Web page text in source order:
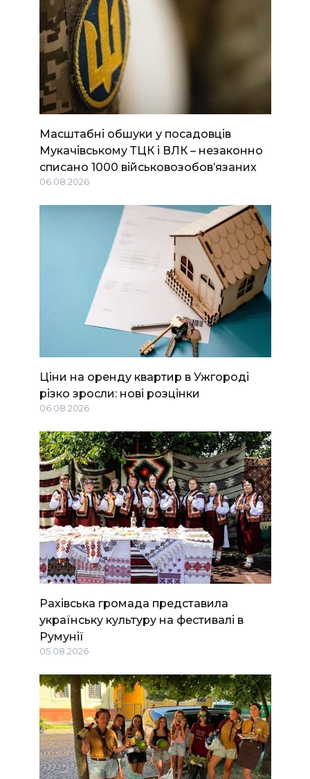
Масштабні обшуки у посадовців
Мукачівському ТЦК і ВЛК – незаконно
списано 1000 військовозобов’язаних
06.08.2026
Ціни на оренду квартир в Ужгороді
різко зросли: нові розцінки
06.08.2026
Рахівська громада представила
українську культуру на фестивалі в
Румунії
05.08.2026